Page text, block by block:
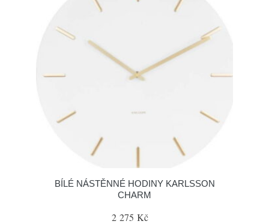
BÍLÉ NÁSTĚNNÉ HODINY KARLSSON
CHARM
2 275 Kč